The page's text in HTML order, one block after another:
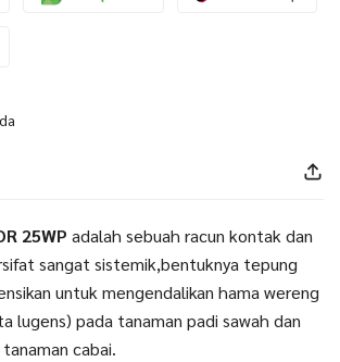
25WP adalah sebuah racun kontak dan
sangat sistemik,bentuknya tepung
untuk mengendalikan hama wereng
lugens) pada tanaman padi sawah dan
cabai.